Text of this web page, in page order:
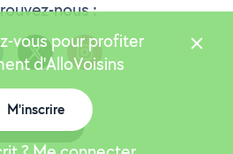
nous :
Version 25.6.0
vous pour profiter
d'AlloVoisins
M'inscrire